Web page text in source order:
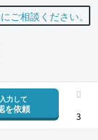
力して
を依頼
3